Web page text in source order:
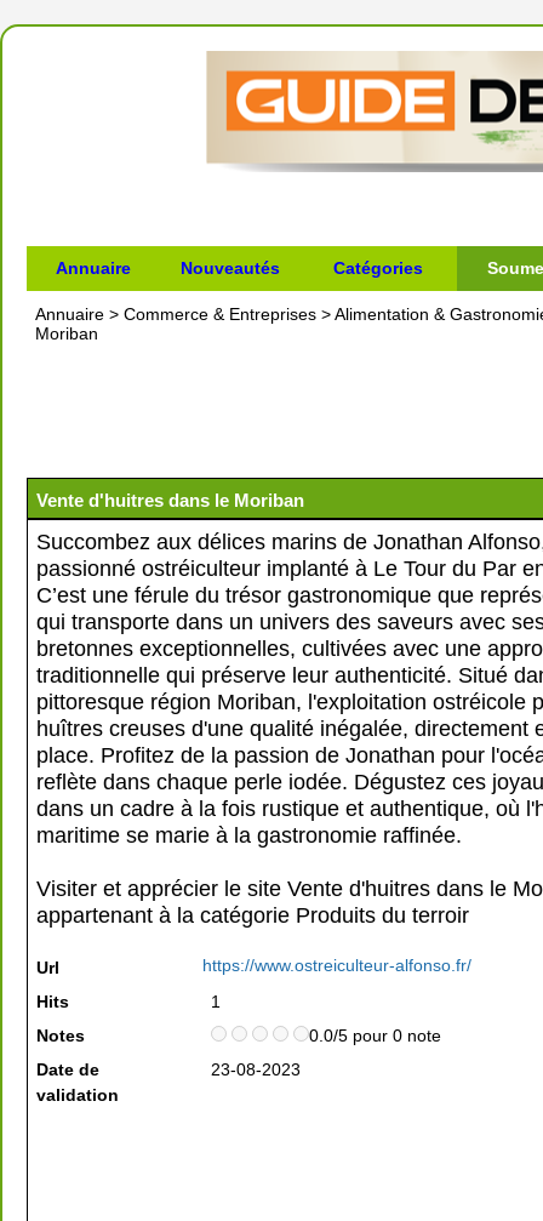
Annuaire Nouveautés Catégories
Annuaire > Commerce & Entreprises >Alimentation &
Moriban
Vente d'huitres dans le Moriban
Succombez aux délices marins de Jonathan
passionné ostréiculteur implanté à Le Tour du Par
C’est une férule du trésor gastronomique que
qui transporte dans un univers des saveurs avec
bretonnes exceptionnelles, cultivées avec une
traditionnelle qui préserve leur authenticité. Situé
pittoresque région Moriban, l'exploitation ostréicole
huîtres creuses d'une qualité inégalée, directement
place. Profitez de la passion de Jonathan pour
reflète dans chaque perle iodée. Dégustez ces
dans un cadre à la fois rustique et authentique, où
maritime se marie à la gastronomie raffinée.
Visiter et apprécier le site Vente d'huitres dans le
appartenant à la catégorie Produits du terroir
Url
https://www.ostreiculteur-alfonso.fr/
Hits
1
Notes
0.0/5 pour 0 note
Date de
validation
23-08-2023